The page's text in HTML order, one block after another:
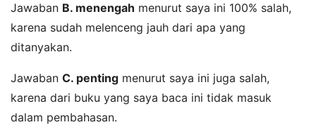
Jawaban B. menengah menurut saya ini 100% salah,
karena sudah melenceng jauh dari apa yang
ditanyakan.
Jawaban C. penting menurut saya ini juga salah,
karena dari buku yang saya baca ini tidak masuk
dalam pembahasan.